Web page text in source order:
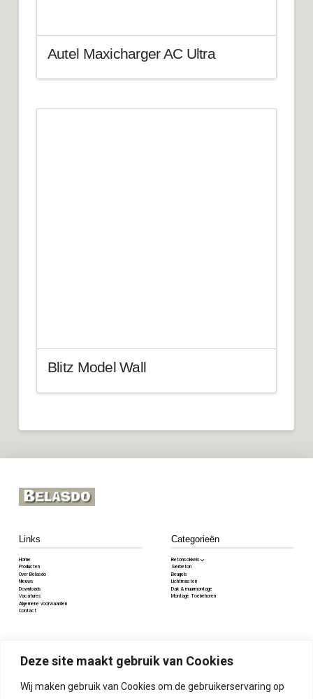
Deze site maakt gebruik van Cookies
Wij maken gebruik van Cookies om de gebruikerservaring op
Autel Maxicharger AC Ultra
Blitz Model Wall
Links
Home
Producten
Over Belasdo
Nieuws
Downloads
Vacatures
Algemene voorwaarden
Contact
Categorieën
Betonsokkels
Sierbeton
Beugels
Lichtmasten
Dak & muurmontage
Montage Toebehoren
info@belasdo.nl